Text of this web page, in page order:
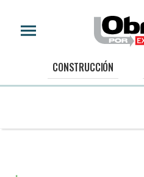
CONSTRUCCIÓN